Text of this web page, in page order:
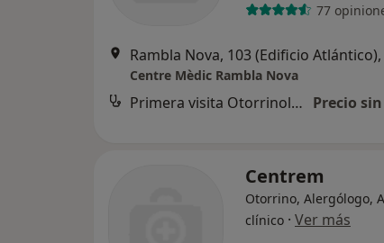
77
Centre Mèdic Rambla Nova
Primera visita Otorrinolaringología Precio
Centrem
Otorrino, Alergólogo,
clínico · Ver más